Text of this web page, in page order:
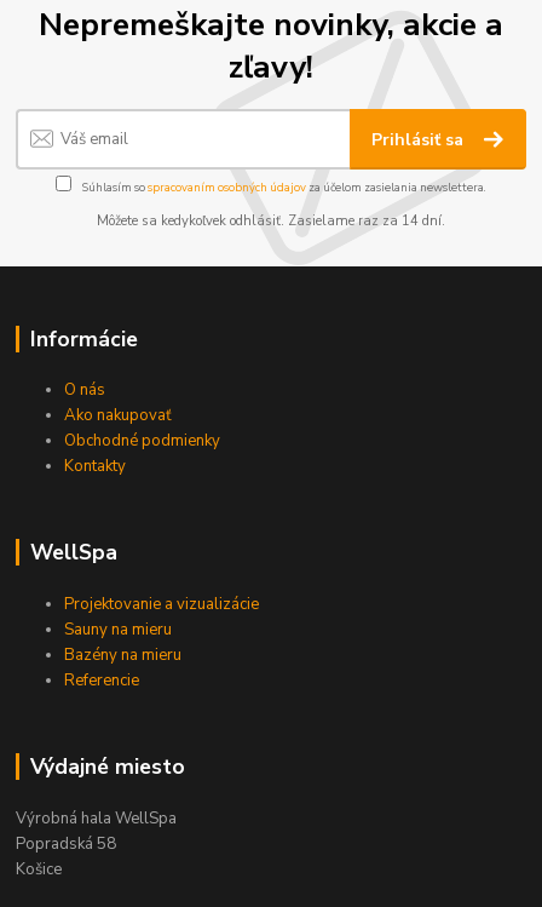
Nepremeškajte novinky, akcie a
zľavy!
Prihlásiť sa
Súhlasím sospracovaním osobných údajov za účelom zasielania newslettera.
Môžete sa kedykoľvek odhlásiť. Zasielame raz za 14 dní.
Informácie
O nás
Ako nakupovať
Obchodné podmienky
Kontakty
WellSpa
Projektovanie a vizualizácie
Sauny na mieru
Bazény na mieru
Referencie
Výdajné miesto
Výrobná hala WellSpa
Popradská 58
Košice